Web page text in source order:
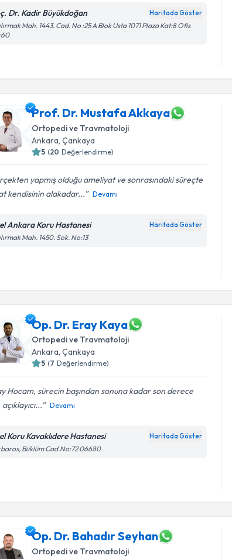
Dr. Kadir Büyükdoğan Haritada Göster
Mah. 1443. Cad. No :25 A Blok Usta 1071 Plaza Kat:8 Ofis
Prof. Dr. Mustafa Akkaya
Ortopedi ve Travmatoloji
Ankara , Çankaya
5 (20 Değerlendirme)
yapmış olduğu ameliyat ve sonrasındaki süreçte
kendisinin alakadar...
Devamı
Ankara Koru Hastanesi Haritada Göster
Mah. 1450. Sok. No:13
Op. Dr. Eray Kaya
Ortopedi ve Travmatoloji
Ankara, Çankaya
5 (7 Değerlendirme)
Hocam, sürecin başından sonuna kadar son derece
Devamı
Koru Kavaklıdere Hastanesi Haritada Göster
Büklüm Cad.No:72 06680
Op. Dr. Bahadır Seyhan
Ortopedi ve Travmatoloji